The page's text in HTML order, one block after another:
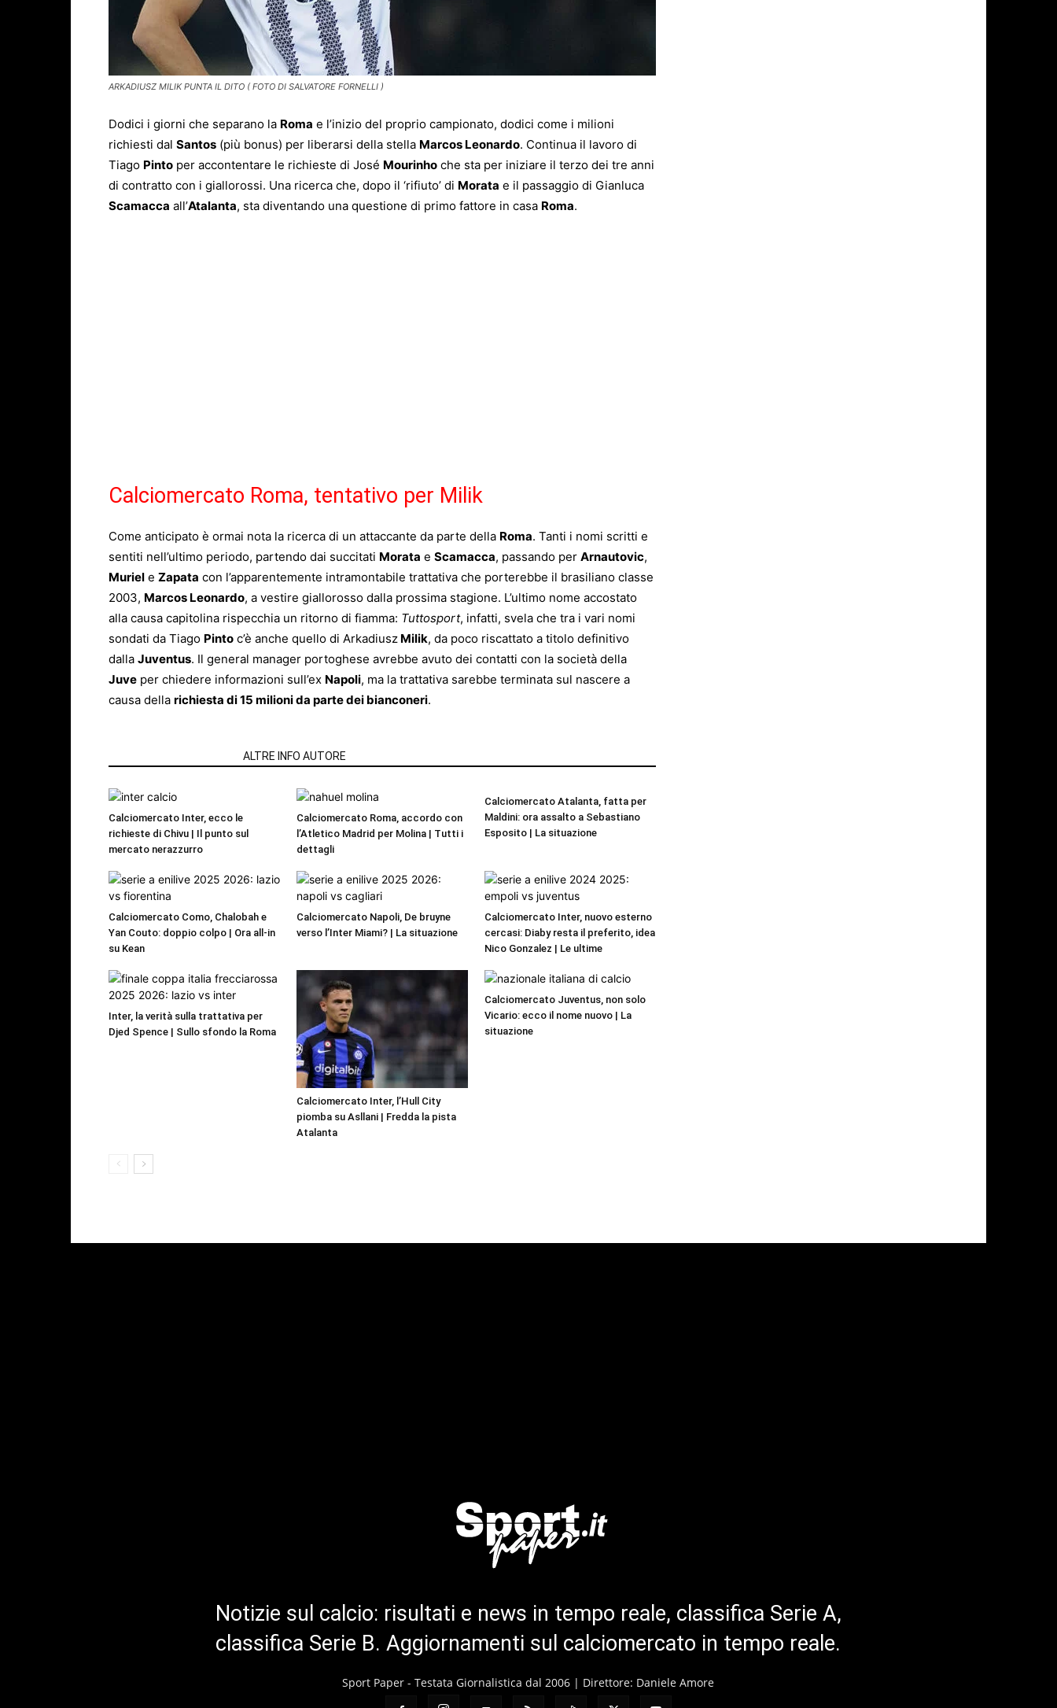
ARKADIUSZ MILIK PUNTA IL DITO ( FOTO DI SALVATORE FORNELLI )
Dodici i giorni che separano la Roma e l’inizio del proprio campionato, dodici come i milioni
richiesti dal Santos (più bonus) per liberarsi della stella Marcos Leonardo. Continua il lavoro di
Tiago Pinto per accontentare le richieste di José Mourinho che sta per iniziare il terzo dei tre anni
di contratto con i giallorossi. Una ricerca che, dopo il ‘rifiuto’ di Morata e il passaggio di Gianluca
Scamacca all’Atalanta, sta diventando una questione di primo fattore in casa Roma.
Calciomercato Roma, tentativo per Milik
Come anticipato è ormai nota la ricerca di un attaccante da parte della Roma. Tanti i nomi scritti e
sentiti nell’ultimo periodo, partendo dai succitati Morata e Scamacca, passando per Arnautovic,
Muriel e Zapata con l’apparentemente intramontabile trattativa che porterebbe il brasiliano classe
2003, Marcos Leonardo, a vestire giallorosso dalla prossima stagione. L’ultimo nome accostato
alla causa capitolina rispecchia un ritorno di fiamma: Tuttosport, infatti, svela che tra i vari nomi
sondati da Tiago Pinto c’è anche quello di Arkadiusz Milik, da poco riscattato a titolo definitivo
dalla Juventus. Il general manager portoghese avrebbe avuto dei contatti con la società della
Juve per chiedere informazioni sull’ex Napoli, ma la trattativa sarebbe terminata sul nascere a
causa della richiesta di 15 milioni da parte dei bianconeri.
ALTRE INFO AUTORE
Calciomercato Inter, ecco le
richieste di Chivu | Il punto sul
mercato nerazzurro
Calciomercato Roma, accordo con
l’Atletico Madrid per Molina | Tutti i
dettagli
Calciomercato Atalanta, fatta per
Maldini: ora assalto a Sebastiano
Esposito | La situazione
Calciomercato Como, Chalobah e
Yan Couto: doppio colpo | Ora all-in
su Kean
Calciomercato Napoli, De bruyne
verso l’Inter Miami? | La situazione
Calciomercato Inter, nuovo esterno
cercasi: Diaby resta il preferito, idea
Nico Gonzalez | Le ultime
Inter, la verità sulla trattativa per
Djed Spence | Sullo sfondo la Roma
Calciomercato Inter, l’Hull City
piomba su Asllani | Fredda la pista
Atalanta
Calciomercato Juventus, non solo
Vicario: ecco il nome nuovo | La
situazione
Notizie sul calcio: risultati e news in tempo reale, classifica Serie A,
classifica Serie B. Aggiornamenti sul calciomercato in tempo reale.
Sport Paper - Testata Giornalistica dal 2006 | Direttore: Daniele Amore